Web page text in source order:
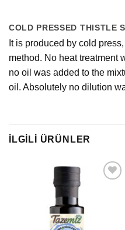
COLD PRESSED THISTLE
It is produced by cold
method. No heat treatment
no oil was added to the
oil. Absolutely no dilution
İLGILI ÜRÜNLER